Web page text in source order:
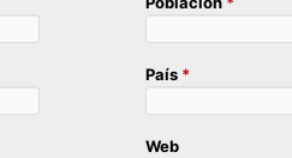
País *
Web